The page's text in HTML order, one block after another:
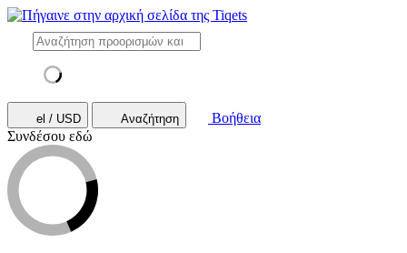
el / USD Αναζήτηση
Βοήθεια
Συνδέσου εδώ